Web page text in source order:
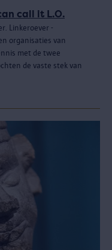
call it L.O.
Linkeroever -
organisaties van
met de twee
de vaste stek van